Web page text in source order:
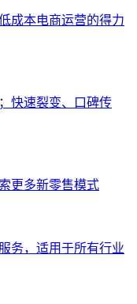
成本电商运营的得力
快速裂变、口碑传
更多新零售模式
务，适用于所有行业